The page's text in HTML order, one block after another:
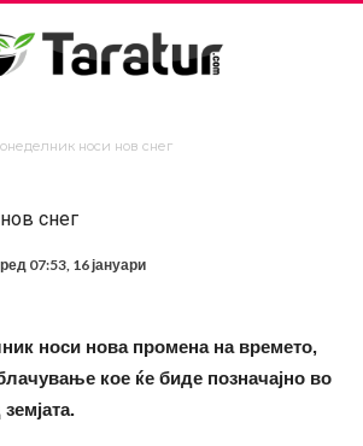
носи нов снег
снег
07:53, 16 јануари
носи нова промена на времето,
кое ќе биде позначајно во